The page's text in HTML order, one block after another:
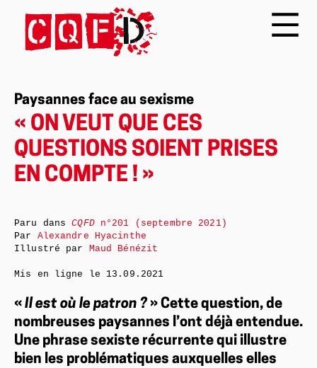
Paysannes face au sexisme
« ON VEUT QUE CES
QUESTIONS SOIENT PRISES
EN COMPTE ! »
« Il est où le patron ? » Cette question, de
nombreuses paysannes l’ont déjà entendue.
Une phrase sexiste récurrente qui illustre
bien les problématiques auxquelles elles
Paru dansCQFDn°201 (septembre 2021)
Par Alexandre Hyacinthe
Illustré par Maud Bénézit
Mis en ligne le 13.09.2021